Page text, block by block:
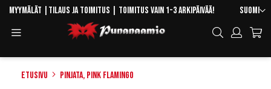
Skip
Content
Kieli
Suomi
Myymälät Tilaus ja toimitus | Toimitus vain 1-3 arkipäivää!
Hae
Etusivu Pinjata, Pink Flamingo